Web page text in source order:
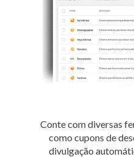
Conte com diversas
como cupons de
divulgação